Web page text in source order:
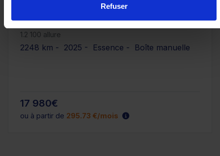
Refuser
PEUGEOT 2008
1.2 100 allure
2248 km - 2025 - Essence - Boîte manuelle
17 980€
ou à partir de 295.73 €/mois